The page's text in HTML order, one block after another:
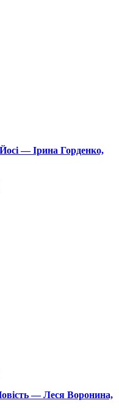
— Ірина Горденко,
— Леся Воронина,